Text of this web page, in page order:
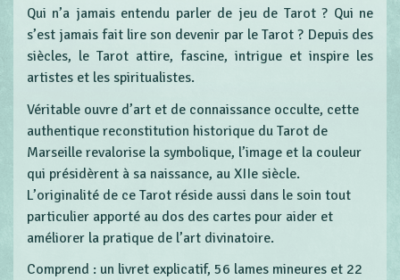
Qui n’a jamais entendu parler de jeu de Tarot ? Qui ne
s’est jamais fait lire son devenir par le Tarot ? Depuis des
siècles, le Tarot attire, fascine, intrigue et inspire les
artistes et les spiritualistes.
Véritable ouvre d’art et de connaissance occulte, cette
authentique reconstitution historique du Tarot de
Marseille revalorise la symbolique, l’image et la couleur
qui présidèrent à sa naissance, au XIIe siècle.
L’originalité de ce Tarot réside aussi dans le soin tout
particulier apporté au dos des cartes pour aider et
améliorer la pratique de l’art divinatoire.
Comprend : un livret explicatif, 56 lames mineures et 22